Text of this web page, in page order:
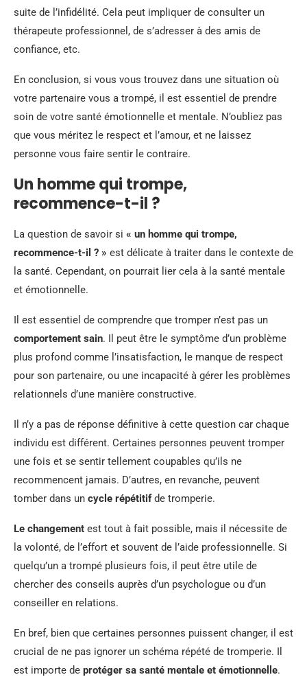
suite de l’infidélité. Cela peut impliquer de consulter un
thérapeute professionnel, de s’adresser à des amis de
confiance, etc.
En conclusion, si vous vous trouvez dans une situation où
votre partenaire vous a trompé, il est essentiel de prendre
soin de votre santé émotionnelle et mentale. N’oubliez pas
que vous méritez le respect et l’amour, et ne laissez
personne vous faire sentir le contraire.
Un homme qui trompe,
recommence-t-il ?
La question de savoir si « un homme qui trompe,
recommence-t-il ? » est délicate à traiter dans le contexte de
la santé. Cependant, on pourrait lier cela à la santé mentale
et émotionnelle.
Il est essentiel de comprendre que tromper n’est pas un
comportement sain. Il peut être le symptôme d’un problème
plus profond comme l’insatisfaction, le manque de respect
pour son partenaire, ou une incapacité à gérer les problèmes
relationnels d’une manière constructive.
Il n’y a pas de réponse définitive à cette question car chaque
individu est différent. Certaines personnes peuvent tromper
une fois et se sentir tellement coupables qu’ils ne
recommencent jamais. D’autres, en revanche, peuvent
tomber dans un cycle répétitifde tromperie.
Le changement est tout à fait possible, mais il nécessite de
la volonté, de l’effort et souvent de l’aide professionnelle. Si
quelqu’un a trompé plusieurs fois, il peut être utile de
chercher des conseils auprès d’un psychologue ou d’un
conseiller en relations.
En bref, bien que certaines personnes puissent changer, il est
crucial de ne pas ignorer un schéma répété de tromperie. Il
est importe de protéger sa santé mentale et émotionnelle.